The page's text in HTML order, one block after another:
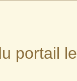
portail